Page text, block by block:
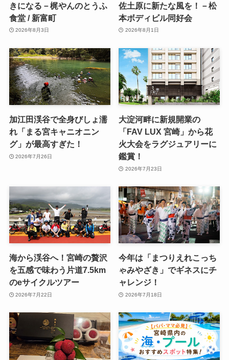
きになる－梶やんのとうふ
食堂 / 新富町
2026年8月3日
佐土原に新たな風を！－松
本ボディビル同好会
2026年8月1日
加江田渓谷で全身びしょ濡
れ「まる宮キャニオニン
グ」が最高すぎた！
2026年7月26日
大淀河畔に新規開業の
「FAV LUX 宮崎」から花
火大会をラグジュアリーに
鑑賞！
2026年7月23日
海から渓谷へ！宮崎の贅沢
を五感で味わう片道7.5km
のeサイクルツアー
2026年7月22日
今年は「まつりえれこっち
ゃみやざき」でギネスにチ
ャレンジ！
2026年7月18日